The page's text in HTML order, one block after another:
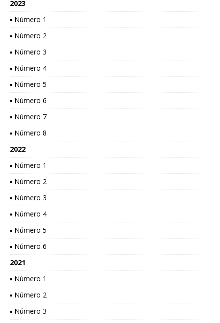
2023
▪ Número 1
▪ Número 2
▪ Número 3
▪ Número 4
▪ Número 5
▪ Número 6
▪ Número 7
▪ Número 8
2022
▪ Número 1
▪ Número 2
▪ Número 3
▪ Número 4
▪ Número 5
▪ Número 6
2021
▪ Número 1
▪ Número 2
▪ Número 3